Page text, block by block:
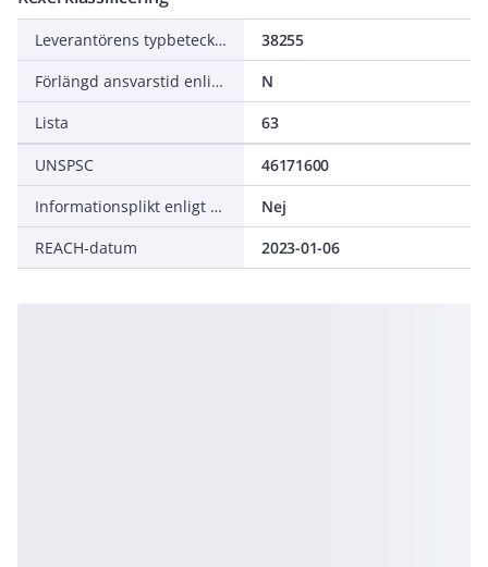
Leverantörens typbeteckning
38255
Förlängd ansvarstid enligt ALEM-09
N
Lista
63
UNSPSC
46171600
Informationsplikt enligt REACH
Nej
REACH-datum
2023-01-06